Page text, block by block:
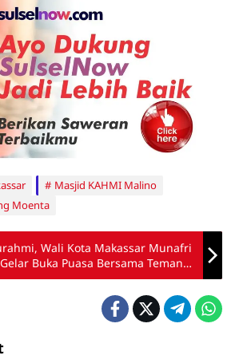
Masjid KAHMI Malino
Moenta
Wali Kota Makassar Munafri
Buka Puasa Bersama Teman